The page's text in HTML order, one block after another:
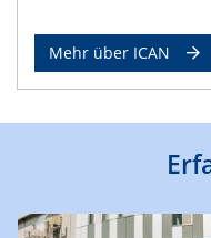
Mehr über ICAN